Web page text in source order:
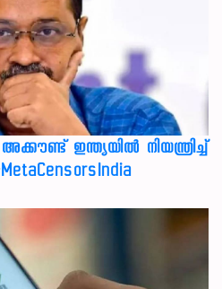
ഇന്ത്യയിൽ നിയന്ത്രിച്ച്